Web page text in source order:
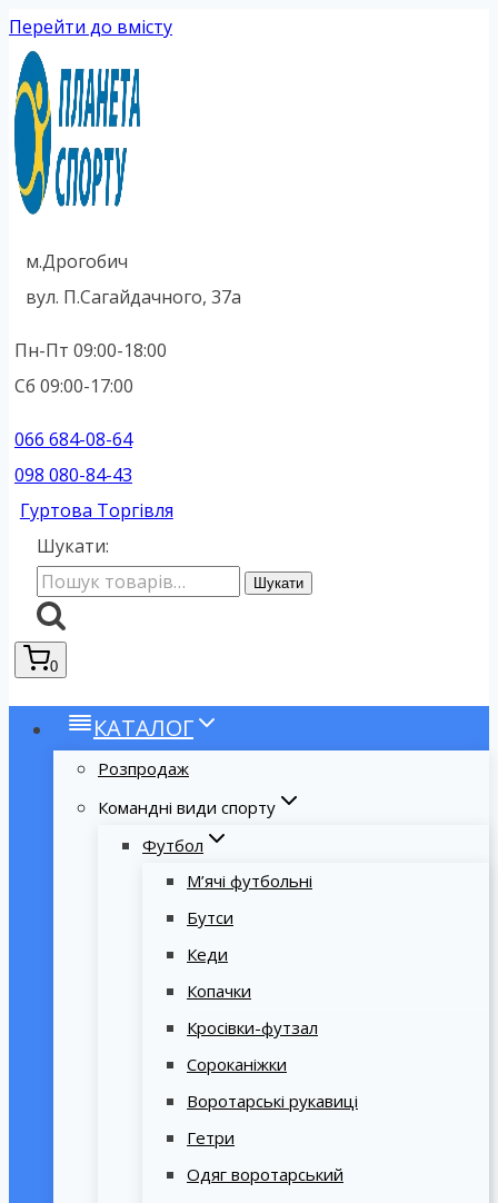
Перейти до вмісту
м.Дрогобич
вул. П.Сагайдачного, 37а
Пн-Пт 09:00-18:00
Сб 09:00-17:00
066 684-08-64
098 080-84-43
Гуртова Торгівля
Шукати:
Шукати
0
КАТАЛОГ
Розпродаж
Командні види спорту
Футбол
М’ячі футбольні
Бутси
Кеди
Копачки
Кросівки-футзал
Сороканіжки
Воротарські рукавиці
Гетри
Одяг воротарський